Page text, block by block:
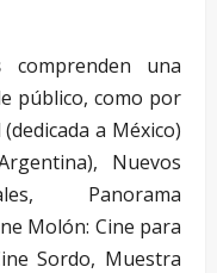
comprenden una
público, como por
a México)
Nuevos
Panorama
Molón: Cine para
Sordo, Muestra